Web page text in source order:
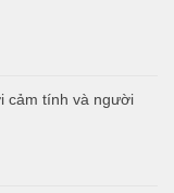
cảm tính và người